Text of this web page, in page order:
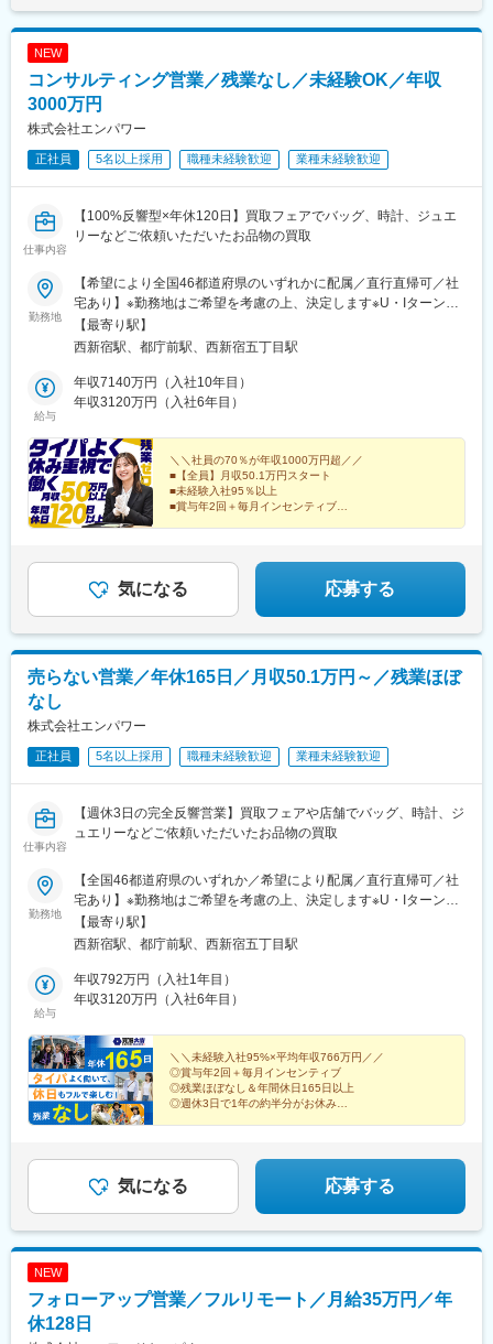
NEW
コンサルティング営業／残業なし／未経験OK／年収
3000万円
株式会社エンパワー
正社員 5名以上採用 職種未経験歓迎 業種未経験歓迎
仕事内容
【100%反響型×年休120日】買取フェアでバッグ、時計、ジュエ
リーなどご依頼いただいたお品物の買取
勤務地
【希望により全国46都道府県のいずれかに配属／直行直帰可／社
宅あり】※勤務地はご希望を考慮の上、決定します※U・Iターン歓
迎（社宅あり） ※マイカー通勤OK（地域により規定あり。詳細
はお問合せください）◆北海道・東北北海道・青森・岩手・秋
栃木・群馬◆中部山梨・新潟・富山・石川・福井・長野・岐阜・
静岡・愛知・三重◆近畿滋賀・京都・大阪・兵庫・和歌山・奈良
知・徳島◆九州福岡・佐賀・長崎・熊本・大分・宮崎・鹿児島※適
性に応じて直営店舗で経験を積んでいただく場合もあり《出張も
旅行気分で♪》出張先では、チームで現地のグルメを味わったり、
観光地を巡ったり。旅気分でリフレッシュしながら働いていま
す！
【最寄り駅】
西新宿駅、都庁前駅、西新宿五丁目駅
給与
年収7140万円（入社10年目）
年収3120万円（入社6年目）
＼＼社員の70％が年収1000万円超／／
■【全員】月収50.1万円スタート
■未経験入社95％以上
■賞与年2回＋毎月インセンティブ
気になる 応募する
売らない営業／年休165日／月収50.1万円～／残業ほぼ
なし
株式会社エンパワー
正社員 5名以上採用 職種未経験歓迎 業種未経験歓迎
仕事内容
【週休3日の完全反響営業】買取フェアや店舗でバッグ、時計、ジ
ュエリーなどご依頼いただいたお品物の買取
勤務地
【全国46都道府県のいずれか／希望により配属／直行直帰可／社
宅あり】※勤務地はご希望を考慮の上、決定します※U・Iターン歓
迎（社宅あり） ※マイカー通勤OK（地域により規定あり。詳細
はお問合せください）◆北海道・東北北海道・青森・岩手・秋
栃木・群馬◆中部山梨・新潟・富山・石川・福井・長野・岐阜・
静岡・愛知・三重◆近畿滋賀・京都・大阪・兵庫・和歌山・奈良
知・徳島◆九州福岡・佐賀・長崎・熊本・大分・宮崎・鹿児島※適
性に応じて直営店舗で経験を積んでいただく場合もあり《出張も
旅行気分で♪》出張先では、チームで現地のグルメを味わったり、
観光地を巡ったり。旅気分でリフレッシュしながら働いていま
す！
【最寄り駅】
西新宿駅、都庁前駅、西新宿五丁目駅
給与
年収792万円（入社1年目）
年収3120万円（入社6年目）
＼＼未経験入社95%×平均年収766万円／／
◎賞与年2回＋毎月インセンティブ
◎残業ほぼなし＆年間休日165日以上
◎週休3日で1年の約半分がお休み
気になる 応募する
NEW
フォローアップ営業／フルリモート／月給35万円／年
休128日